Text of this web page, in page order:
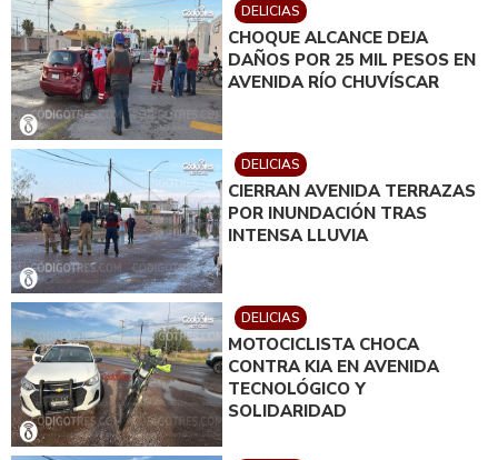
DELICIAS
CHOQUE ALCANCE DEJA
DAÑOS POR 25 MIL PESOS EN
AVENIDA RÍO CHUVÍSCAR
DELICIAS
CIERRAN AVENIDA TERRAZAS
POR INUNDACIÓN TRAS
INTENSA LLUVIA
DELICIAS
MOTOCICLISTA CHOCA
CONTRA KIA EN AVENIDA
TECNOLÓGICO Y
SOLIDARIDAD